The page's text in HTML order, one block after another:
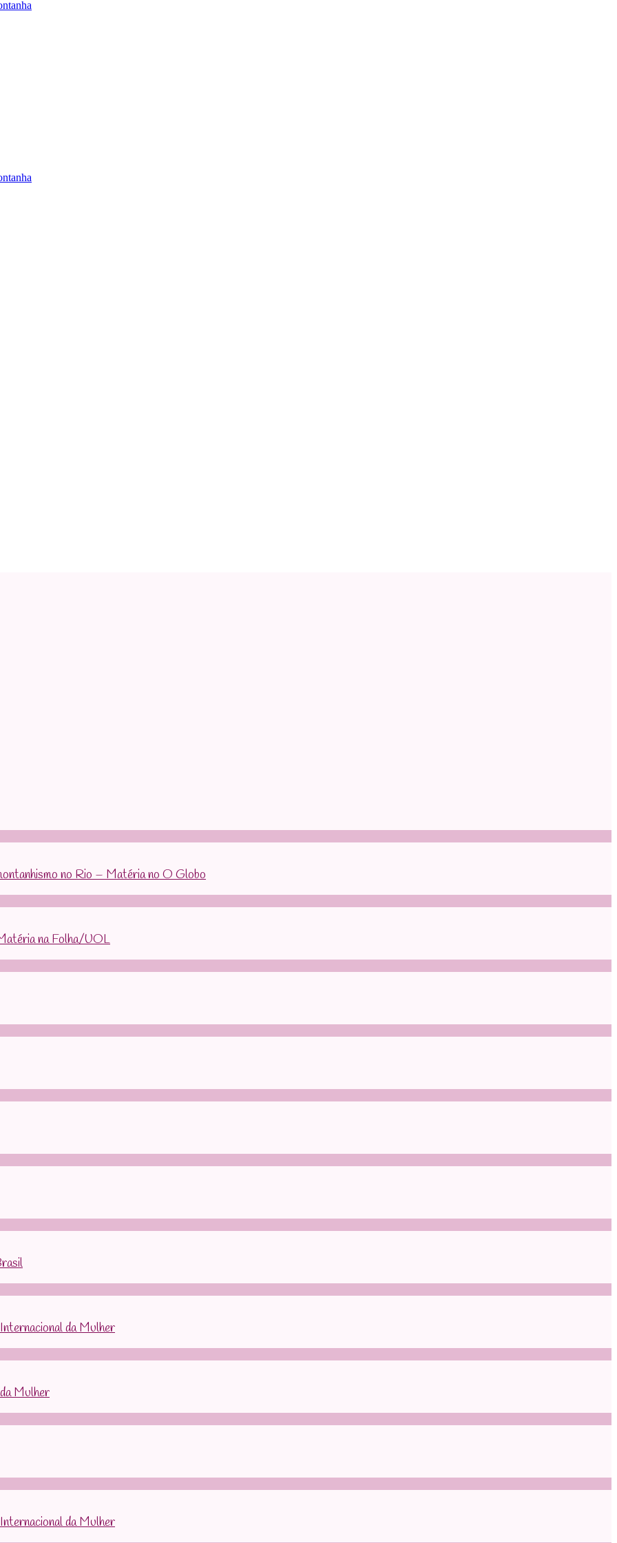
no Rio – Matéria no O Globo
na Folha/UOL
da Mulher
Mulher
da Mulher